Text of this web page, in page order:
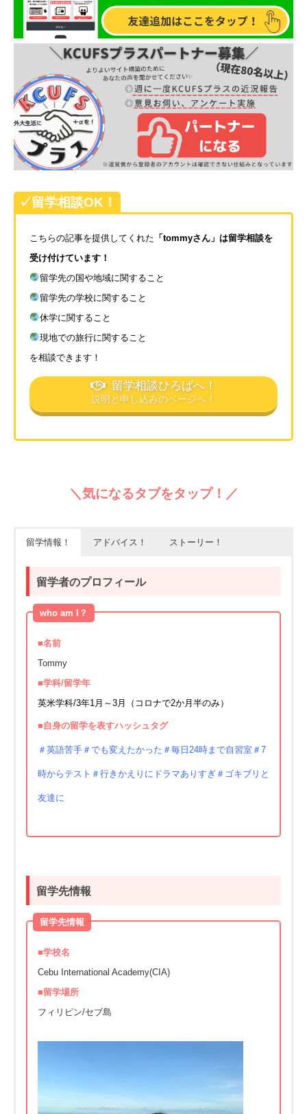
✓留学相談OK！
こちらの記事を提供してくれた 「tommyさん」は留学相談を
受け付けています！
留学先の国や地域に関すること
留学先の学校に関すること
休学に関すること
現地での旅行に関すること
を相談できます！
留学相談ひろばへ！
説明と申し込みのページへ！
＼気になるタブをタップ！／
留学情報！ アドバイス！ ストーリー！
留学者のプロフィール
who am I？
■名前
Tommy
■学科/留学年
英米学科/3年1月～3月（コロナで2か月半のみ）
■自身の留学を表すハッシュタグ
＃英語苦手＃でも変えたかった＃毎日24時まで自習室＃7
時からテスト＃行きかえりにドラマありすぎ＃ゴキブリと
友達に
留学先情報
留学先情報
■学校名
Cebu International Academy(CIA)
■留学場所
フィリピン/セブ島